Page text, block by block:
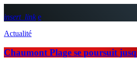
insert_link
Actualité
Chaumont Plage se poursuit